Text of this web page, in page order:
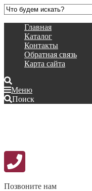
Главная
Каталог
Контакты
Обратная связь
Карта сайта
Меню
Поиск
Позвоните нам